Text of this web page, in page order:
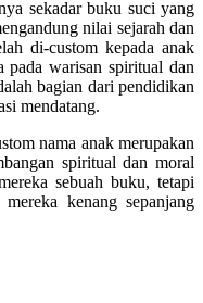
sekadar buku suci yang
nilai sejarah dan
di-custom kepada anak
pada warisan spiritual dan
bagian dari pendidikan
mendatang.
nama anak merupakan
spiritual dan moral
sebuah buku, tetapi
kenang sepanjang